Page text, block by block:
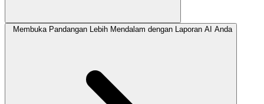
Membuka Pandangan Lebih Mendalam dengan Laporan AI Anda